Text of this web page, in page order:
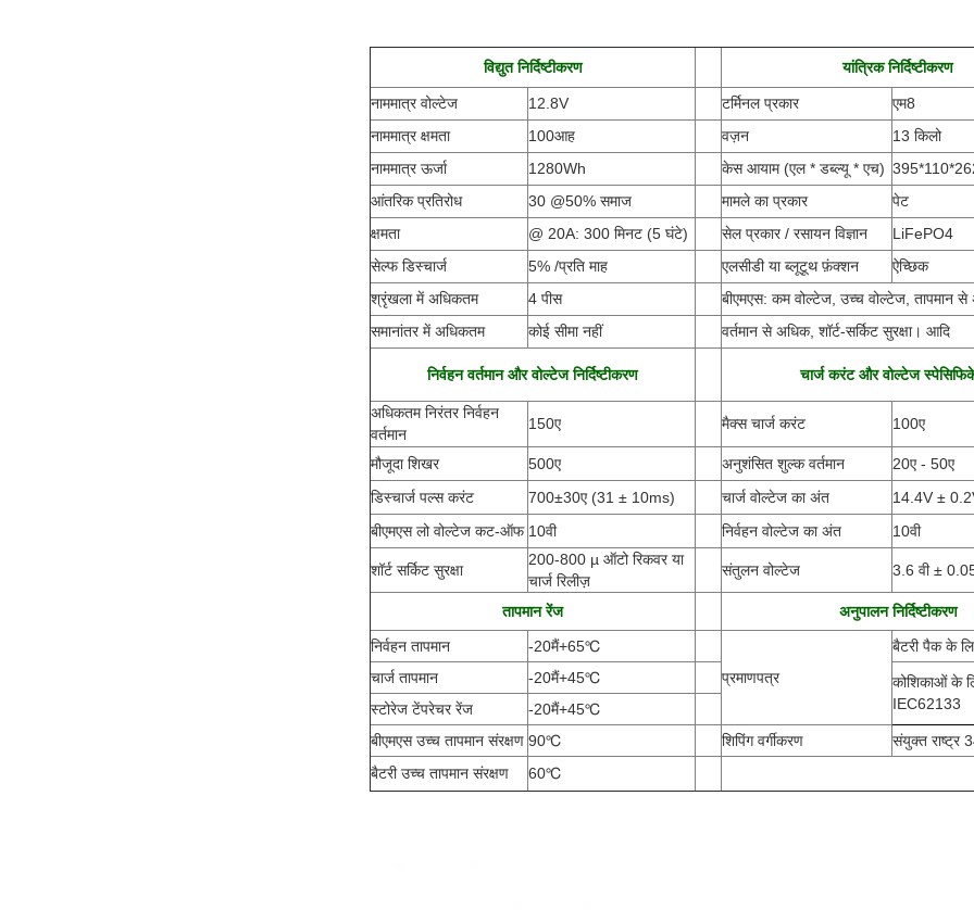
विद्युत निर्दिष्टीकरण यांत्रिक निर्दिष्टीकरण
नाममात्र वोल्टेज 12.8V टर्मिनल प्रकार
एम8
नाममात्र क्षमता
100आह वज़न
13 किलो
नाममात्र ऊर्जा
1280Wh केस आयाम (एल * डब्ल्यू * एच)
आंतरिक प्रतिरोध
30 @50% समाज मामले का प्रकार
पेट
क्षमता
@ 20A: 300 मिनट (5 घंटे) सेल प्रकार / रसायन विज्ञान
LiFePO4
सेल्फ डिस्चार्ज
5% /प्रति माह एलसीडी या ब्लूटूथ फ़ंक्शन
ऐच्छिक
श्रृंखला में अधिकतम
4 पीस
बीएमएस: कम वोल्टेज, उच्च वोल्टेज, तापमान
समानांतर में अधिकतम
कोई सीमा नहीं वर्तमान से अधिक, शॉर्ट-सर्किट सुरक्षा। आदि
निर्वहन वर्तमान और वोल्टेज निर्दिष्टीकरण चार्ज करंट और वोल्टेज
अधिकतम निरंतर निर्वहन
वर्तमान
150ए मैक्स चार्ज करंट 100ए
मौजूदा शिखर 500ए अनुशंसित शुल्क वर्तमान
20ए - 50ए
डिस्चार्ज पल्स करंट
700±30ए (31 ± 10ms) चार्ज वोल्टेज का अंत
14.4V ±
बीएमएस लो वोल्टेज कट-ऑफ 10वी निर्वहन वोल्टेज का अंत 10वी
शॉर्ट सर्किट सुरक्षा
200-800 µ ऑटो रिकवर या
चार्ज रिलीज़
संतुलन वोल्टेज 3.6 वी ± 0.05
तापमान रेंज
अनुपालन निर्दिष्टीकरण
निर्वहन तापमान
-20मैं+65℃
प्रमाणपत्र
बैटरी पैक के
चार्ज तापमान
-20मैं+45℃
कोशिकाओं के
IEC62133
स्टोरेज टेंपरेचर रेंज -20मैं+45℃
बीएमएस उच्च तापमान संरक्षण 90℃ शिपिंग वर्गीकरण
संयुक्त राष्ट्र
बैटरी उच्च तापमान संरक्षण
60℃